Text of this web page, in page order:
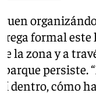
formal
la zona y a
parque
dentro, cómo